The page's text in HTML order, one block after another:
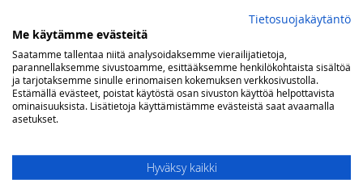
Rating
1
star
2
stars
3
stars
4
stars
5
stars
Nimimerkki
Tietosuojakäytäntö
Me käytämme evästeitä
Saatamme tallentaa niitä analysoidaksemme vierailijatietoja,
parannellaksemme sivustoamme, esittääksemme henkilökohtaista sisältöä
ja tarjotaksemme sinulle erinomaisen kokemuksen verkkosivustolla.
Estämällä evästeet, poistat käytöstä osan sivuston käyttöä helpottavista
ominaisuuksista. Lisätietoja käyttämistämme evästeistä saat avaamalla
asetukset.
Hyväksy kaikki